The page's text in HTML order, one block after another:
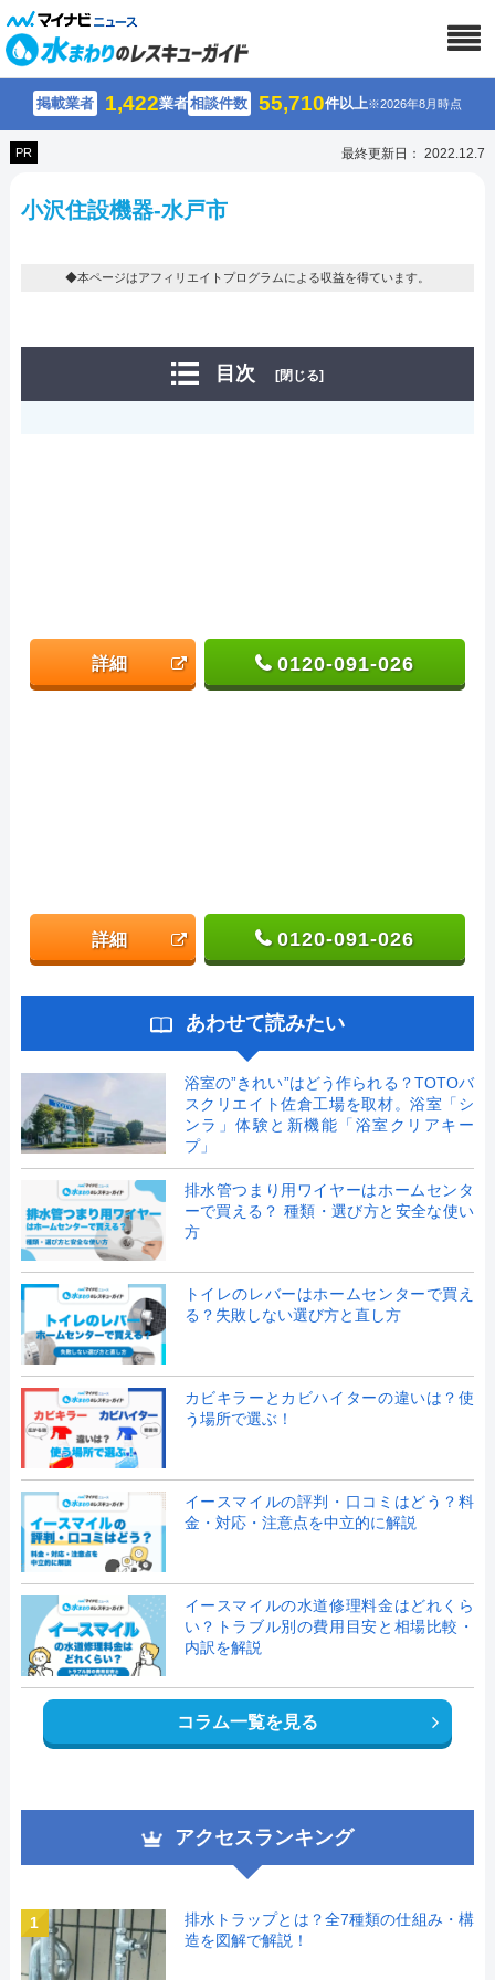
掲載業者 1,422業者相談件数 55,710件以上※2026年8月時点
PR 最終更新日： 2022.12.7
小沢住設機器-水戸市
◆本ページはアフィリエイトプログラムによる収益を得ています。
目次 [閉じる]
詳細 0120-091-026
詳細 0120-091-026
あわせて読みたい
浴室の”きれい”はどう作られる？TOTOバ
スクリエイト佐倉工場を取材。浴室「シ
ンラ」体験と新機能「浴室クリアキー
プ」
排水管つまり用ワイヤーはホームセンタ
ーで買える？ 種類・選び方と安全な使い
方
トイレのレバーはホームセンターで買え
る？失敗しない選び方と直し方
カビキラーとカビハイターの違いは？使
う場所で選ぶ！
イースマイルの評判・口コミはどう？料
金・対応・注意点を中立的に解説
イースマイルの水道修理料金はどれくら
い？トラブル別の費用目安と相場比較・
内訳を解説
コラム一覧を見る
アクセスランキング
1
排水トラップとは？全7種類の仕組み・構
造を図解で解説！